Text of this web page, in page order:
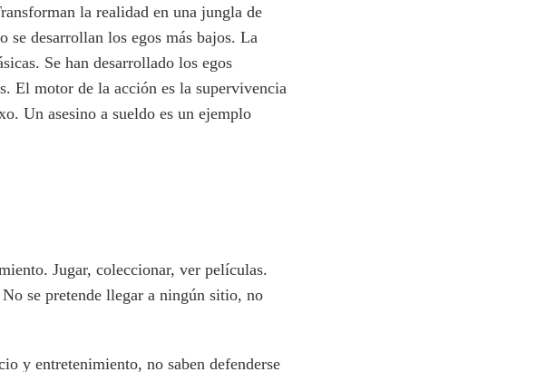
la realidad en una jungla de
se desarrollan los egos más bajos. La
Se han desarrollado los egos
El motor de la acción es la supervivencia
Un asesino a sueldo es un ejemplo
Jugar, coleccionar, ver películas.
se pretende llegar a ningún sitio, no
y entretenimiento, no saben defenderse